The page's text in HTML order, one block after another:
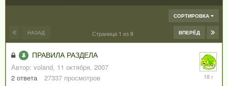
СОРТИРОВКА
НАЗАД ВПЕРЁД
Страница 1 из 8
ПРАВИЛА РАЗДЕЛА
Автор: voland, 11 октября, 2007
2 ответа 27337 просмотров
29